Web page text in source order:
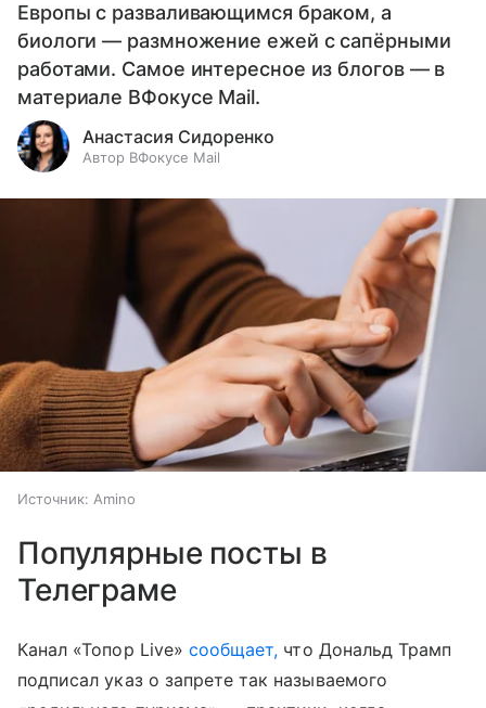
Европы с разваливающимся браком, а
биологи — размножение ежей с сапёрными
работами. Самое интересное из блогов — в
материале ВФокусе Mail.
Анастасия Сидоренко
Автор ВФокусе Mail
Источник: Amino
Популярные посты в
Телеграме
Канал «Топор Live» сообщает, что Дональд Трамп
подписал указ о запрете так называемого